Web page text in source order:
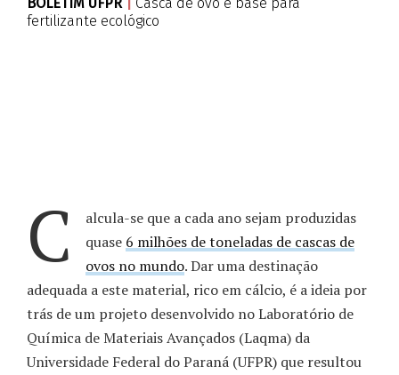
BOLETIM UFPR
Casca de ovo é base para
fertilizante ecológico
C
alcula-se que a cada ano sejam produzidas
quase 6 milhões de toneladas de cascas de
ovos no mundo. Dar uma destinação
adequada a este material, rico em cálcio, é a ideia por
trás de um projeto desenvolvido no Laboratório de
Química de Materiais Avançados (Laqma) da
Universidade Federal do Paraná (UFPR) que resultou